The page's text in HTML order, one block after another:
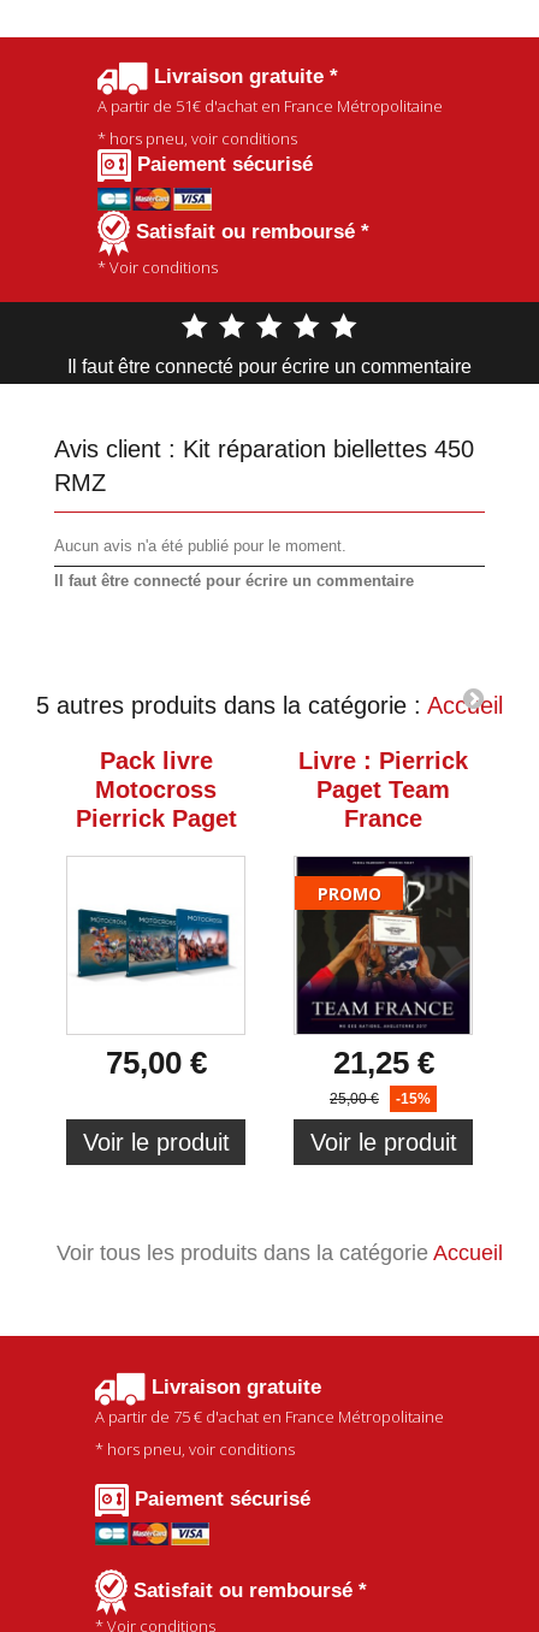
Livraison gratuite *
A partir de 51€d'achat en France Métropolitaine
* hors pneu, voir conditions
Paiement sécurisé
Satisfait ou remboursé *
* Voir conditions
Il faut être connecté pour écrire un commentaire
Avis client : Kit réparation biellettes 450
RMZ
Aucun avis n'a été publié pour le moment.
Il faut être connecté pour écrire un commentaire
5 autres produits dans la catégorie : Accueil
Pack livre
Motocross
Pierrick Paget
75,00 €
Voir le produit
Livre : Pierrick
Paget Team
France
PROMO
21,25 €
25,00 € -15%
Voir le produit
Voir tous les produits dans la catégorie Accueil
Livraison gratuite
A partir de 75 € d'achat en France Métropolitaine
* hors pneu, voir conditions
Paiement sécurisé
Satisfait ou remboursé *
* Voir conditions